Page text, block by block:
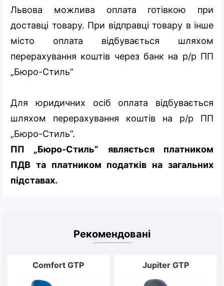
Львова можлива оплата готівкою при
доставці товару. При відправці товару в інше
місто оплата відбувається шляхом
перерахування коштів через банк на р/р ПП
„Бюро-Стиль”
Для юридичних осіб оплата відбувається
шляхом перерахування коштів на р/р ПП
„Бюро-Стиль”.
ПП „Бюро-Стиль” являється платником
ПДВ та платником податків на загальних
підставах.
Рекомендовані
Comfort GTP Jupiter GTP